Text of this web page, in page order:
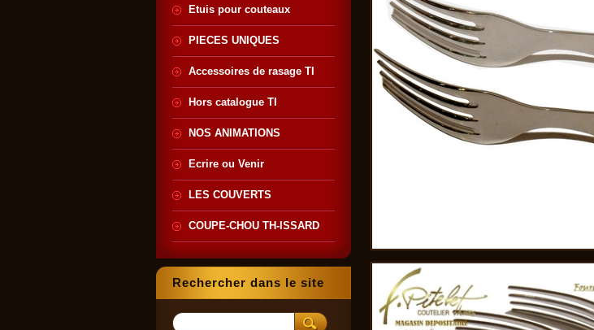
Etuis pour couteaux
PIECES UNIQUES
Accessoires de rasage TI
Hors catalogue TI
NOS ANIMATIONS
Ecrire ou Venir
LES COUVERTS
COUPE-CHOU TH-ISSARD
Rechercher dans le site